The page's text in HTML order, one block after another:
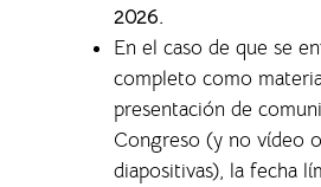
2026.
En el caso de que se
completo como
presentación de
Congreso (y no vídeo
diapositivas), la fecha